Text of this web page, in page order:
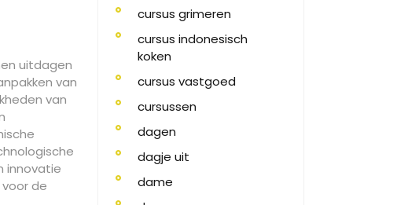
uitdagen
van
van
innovatie
de
cursus grimeren
cursus indonesisch
koken
cursus vastgoed
cursussen
dagen
dagje uit
dame